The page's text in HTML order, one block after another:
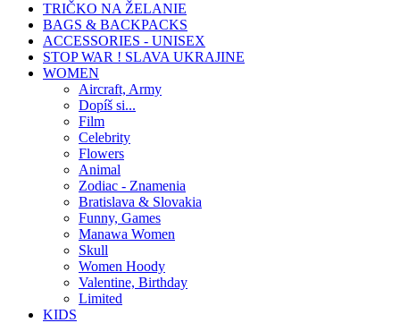
TRIČKO NA ŽELANIE
BAGS & BACKPACKS
ACCESSORIES - UNISEX
STOP WAR ! SLAVA UKRAJINE
WOMEN
Aircraft, Army
Dopíš si...
Film
Celebrity
Flowers
Animal
Zodiac - Znamenia
Bratislava & Slovakia
Funny, Games
Manawa Women
Skull
Women Hoody
Valentine, Birthday
Limited
KIDS